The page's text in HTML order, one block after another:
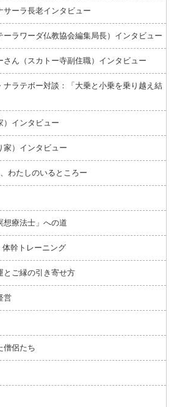
サーラ長老インタビュー
ーラワーダ仏教協会編集局長）インタビュー
さん（スカトー寺副住職）インタビュー
ラテボー対談：「大乗と小乗を乗り越え結
）インタビュー
家）インタビュー
わたしのいるところー
想療法士」への道
幹トレーニング
とご縁の引き寄せ方
営
僧侶たち